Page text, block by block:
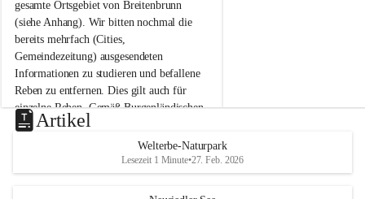
u
n
n
a
m
N
e
u
s
d
gesamte Ortsgebiet von Breitenbrunn
(siehe Anhang). Wir bitten nochmal die
bereits mehrfach (Cities,
Gemeindezeitung) ausgesendeten
Informationen zu studieren und befallene
Reben zu entfernen. Dies gilt auch für
einzelne Reben. Gemäß Burgenländischen
Weinbaugesetz sind nicht gepflegte oder
unzulässige Weingärten zu roden! Bitte
helfen wir zusammen um unsere Winzer
vor den prognostizierten Ernteausfällen
und den daraus folgenden wirtschaftlichen
u
e
d
Artikel
Welterbe-Naturpark
Lesezeit 1 Minute•27. Feb. 2026